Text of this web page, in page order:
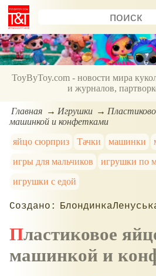
ToyByToy.com - новости мира
и журналов,
Главная Игрушки
машинкой и конфетками
яйцо сюрприз
Тачки машинки
игры для мальчиков
игрушки по
игрушки с едой
Пластиковое яйцо "Тачки" с
машинкой и